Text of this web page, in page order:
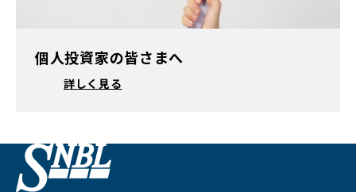
個人投資家の皆さまへ
詳しく見る